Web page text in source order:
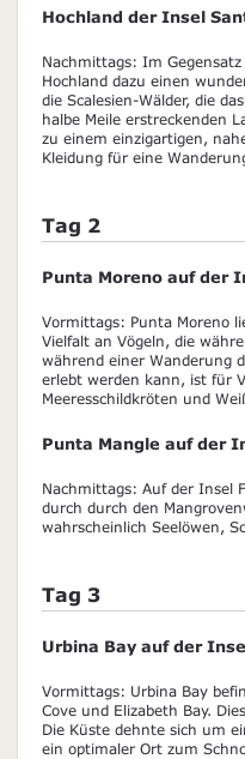
Hochland der Insel
Nachmittags: Im
Hochland dazu einen
die Scalesien-Wälder, die
halbe Meile erstreckenden
zu einem einzigartigen,
Kleidung für eine
Tag 2
Punta Moreno auf der
Vormittags: Punta Moreno
Vielfalt an Vögeln, die
während einer Wanderung
erlebt werden kann, ist für
Meeresschildkröten und
Punta Mangle auf der
Nachmittags: Auf der Insel
durch durch den
wahrscheinlich Seelöwen,
Tag 3
Urbina Bay auf der
Vormittags: Urbina Bay
Cove und Elizabeth Bay.
Die Küste dehnte sich um
ein optimaler Ort zum